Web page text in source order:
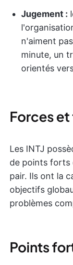
Jugement :
n'aiment
minute, un
orientés
Forces et
Les INTJ
de points forts
pair. Ils ont la
objectifs
problèmes
Points